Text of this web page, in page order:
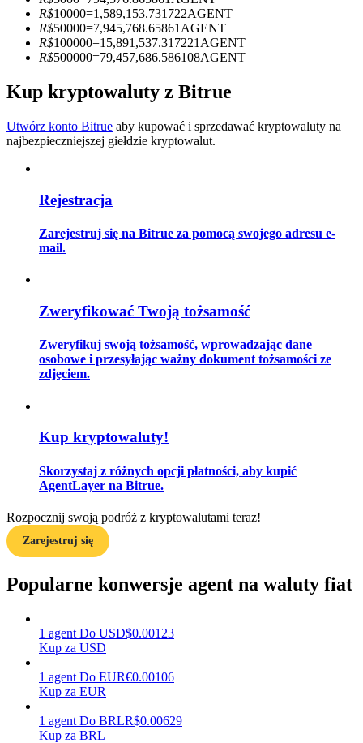
Informacja
Przewodnik
Przewodnik dla początkujących dotyczący kontraktów futures
Strategie handlowe
Dowiedz się, jak zachować rentowność
Zarabiać
R$10000=1,589,153.731722AGENT
R$50000=7,945,768.65861 AGENT
R$100000=15,891,537.317221 AGENT
R$500000=79,457,686.586108AGENT
Kup kryptowaluty z Bitrue
Utwórz konto Bitrue aby kupować i sprzedawać kryptowaluty na
najbezpieczniejszej giełdzie kryptowalut.
Rejestracja
Zarejestruj się na Bitrue za pomocą swojego adresu e-
mail.
Zweryfikować Twoją tożsamość
Zweryfikuj swoją tożsamość, wprowadzając dane
osobowe i przesyłając ważny dokument tożsamości ze
zdjęciem.
Kup kryptowaluty!
Skorzystaj z różnych opcji płatności, aby kupić
AgentLayer na Bitrue.
Rozpocznij swoją podróż z kryptowalutami teraz!
Zarejestruj się
Popularne konwersje agent na waluty fiat
1 agent Do USD$0.00123
Kup za USD
1 agent Do EUR€0.00106
Kup za EUR
1 agent Do BRLR$0.00629
Kup za BRL